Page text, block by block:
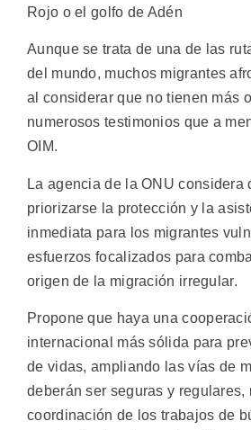
Rojo o el golfo de Adén
Aunque se trata de una de las
del mundo, muchos migrantes
al considerar que no tienen más
numerosos testimonios que a
OIM.
La agencia de la ONU considera
priorizarse la protección y la
inmediata para los migrantes
esfuerzos focalizados para
origen de la migración irregular.
Propone que haya una
internacional más sólida para
de vidas, ampliando las vías de
deberán ser seguras y regulares,
coordinación de los trabajos de